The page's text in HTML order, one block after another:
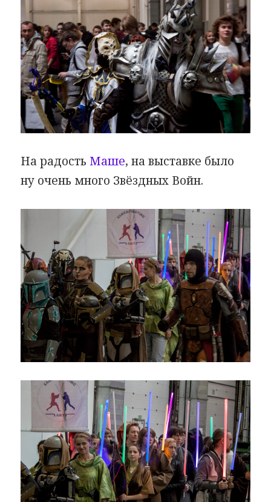
На радость Маше, на выставке было
ну очень много Звёздных Войн.